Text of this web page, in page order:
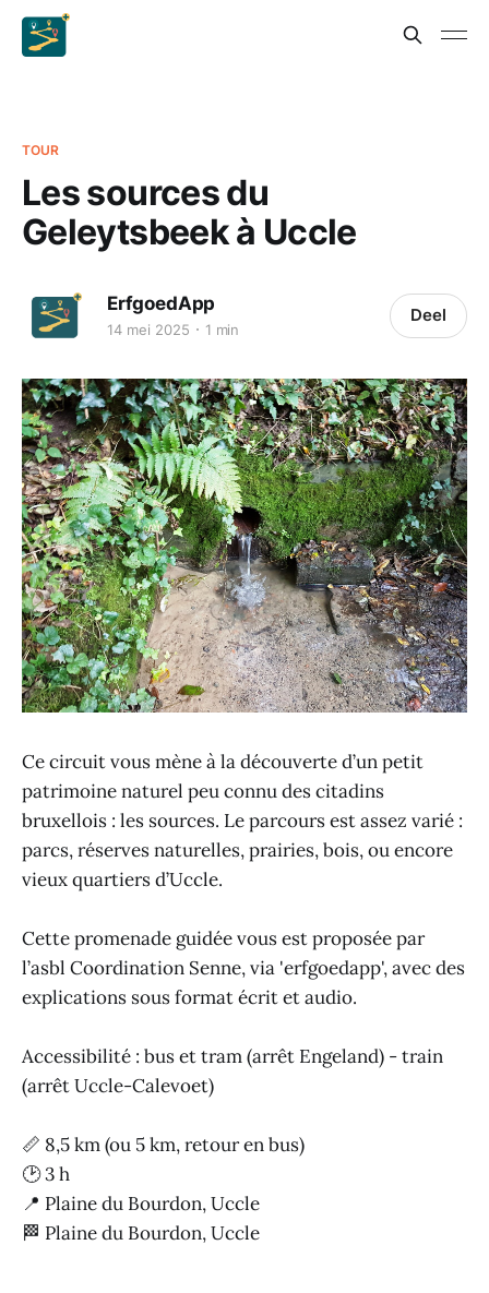
TOUR
Les sources du
Geleytsbeek à Uccle
ErfgoedApp
14 mei 2025 1 min
Deel
Ce circuit vous mène à la découverte d’un petit
patrimoine naturel peu connu des citadins
bruxellois : les sources. Le parcours est assez varié :
parcs, réserves naturelles, prairies, bois, ou encore
vieux quartiers d’Uccle.
Cette promenade guidée vous est proposée par
l’asbl Coordination Senne, via 'erfgoedapp', avec des
explications sous format écrit et audio.
Accessibilité : bus et tram (arrêt Engeland) - train
(arrêt Uccle-Calevoet)
📏 8,5 km (ou 5 km, retour en bus)
🕑 3 h
📍 Plaine du Bourdon, Uccle
🏁 Plaine du Bourdon, Uccle